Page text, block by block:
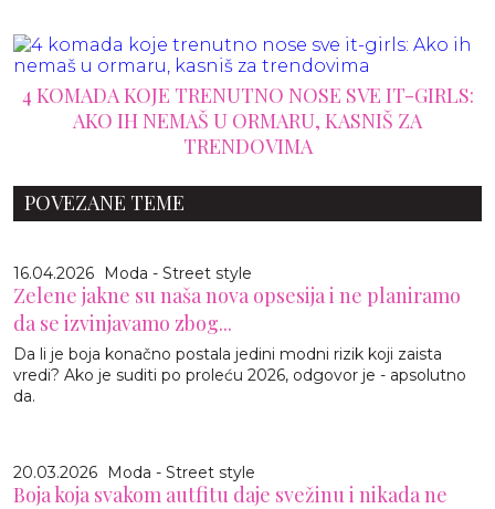
4 KOMADA KOJE TRENUTNO NOSE SVE IT-GIRLS:
AKO IH NEMAŠ U ORMARU, KASNIŠ ZA
TRENDOVIMA
POVEZANE TEME
16.04.2026 Moda - Street style
Zelene jakne su naša nova opsesija i ne planiramo
da se izvinjavamo zbog...
Da li je boja konačno postala jedini modni rizik koji zaista
vredi? Ako je suditi po proleću 2026, odgovor je - apsolutno
da.
20.03.2026 Moda - Street style
Boja koja svakom autfitu daje svežinu i nikada ne